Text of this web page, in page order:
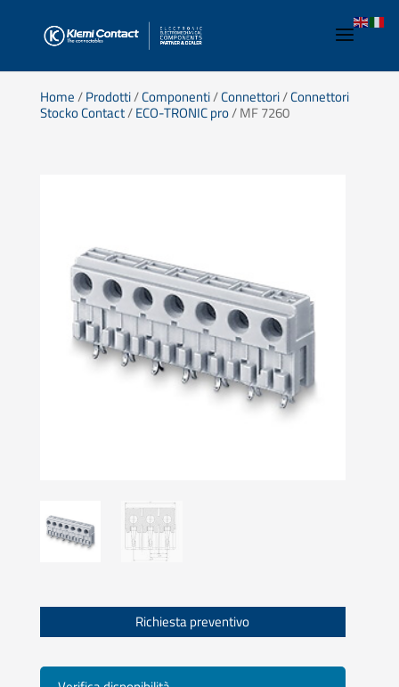
Home/Prodotti/Componenti/Connettori/Connettori
Stocko Contact/ECO-TRONIC pro/ MF 7260
Richiesta preventivo